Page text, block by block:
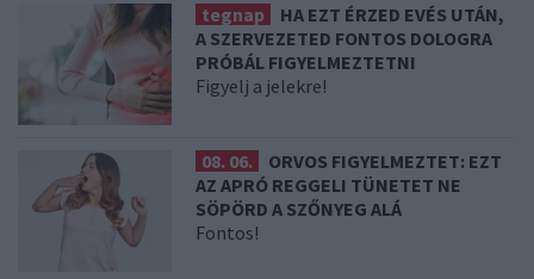
tegnap
HA EZT ÉRZED EVÉS UTÁN,
A SZERVEZETED FONTOS DOLOGRA
PRÓBÁL FIGYELMEZTETNI
Figyelj a jelekre!
08. 06.
ORVOS FIGYELMEZTET: EZT
AZ APRÓ REGGELI TÜNETET NE
SÖPÖRD A SZŐNYEG ALÁ
Fontos!